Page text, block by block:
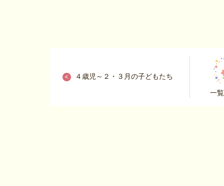
４歳児～２・３月の子どもたち
一